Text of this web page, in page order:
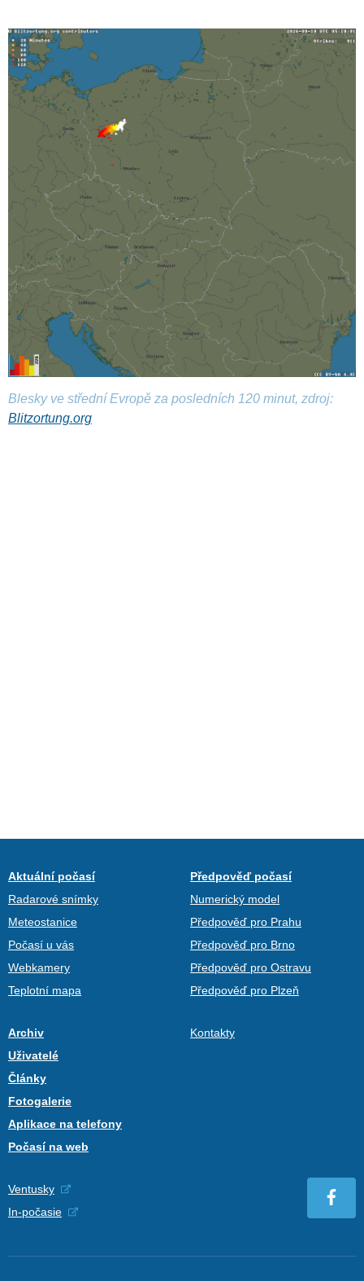
Blesky ve střední Evropě za posledních 120 minut, zdroj:
Blitzortung.org
Aktuální počasí
Radarové snímky
Meteostanice
Počasí u vás
Webkamery
Teplotní mapa
Předpověď počasí
Numerický model
Předpověď pro Prahu
Předpověď pro Brno
Předpověď pro Ostravu
Předpověď pro Plzeň
Archiv
Uživatelé
Články
Fotogalerie
Aplikace na telefony
Počasí na web
Kontakty
Ventusky
In-počasie